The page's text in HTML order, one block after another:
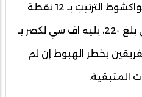
على مصيرها، إذ يتذيل إنتر نواكشوط الترتيبَ بـ 12 نقطة
فقط مع فارق أهداف سلبي بلغ -22، يليه اف سي لكصر بـ
بخطر الهبوط إن لم
المتبقية.